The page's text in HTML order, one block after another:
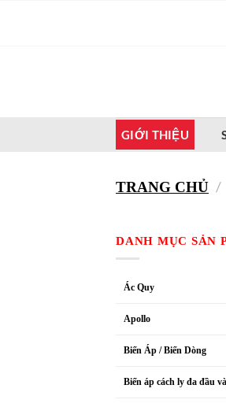
GIỚI THIỆU
TRANG CHỦ /
DANH MỤC SẢN
Ác Quy
Apollo
Biến Áp / Biến Dòng
Biến áp cách ly đa đầu